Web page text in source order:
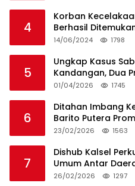
4
Korban
Berhasil
14/06/2024 1798
5
Ungkap Kasus
Kandangan, Dua
HSS
01/04/2026 1745
6
Ditahan Imbang
Barito Putera
23/02/2026 1563
7
Dishub Kalsel
Umum Antar
26/02/2026 1297